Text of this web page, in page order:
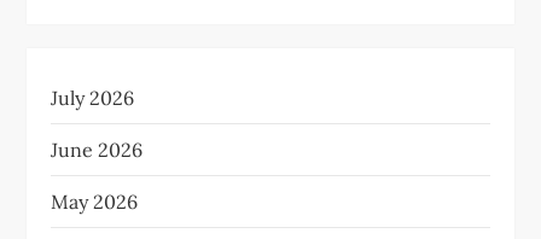
July 2026
June 2026
May 2026